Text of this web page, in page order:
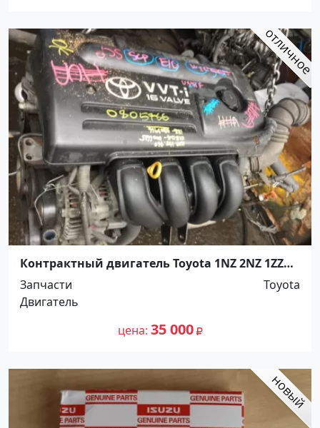
Контрактный двигатель Toyota 1NZ 2NZ 1ZZ
Краснодар
Запчасти
Toyota
Двигатель
цена 35 000